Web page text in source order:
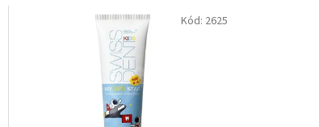
Kód: 2625